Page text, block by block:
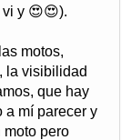
y 😍😍).
motos,
la visibilidad
que hay
a mí parecer y
moto pero